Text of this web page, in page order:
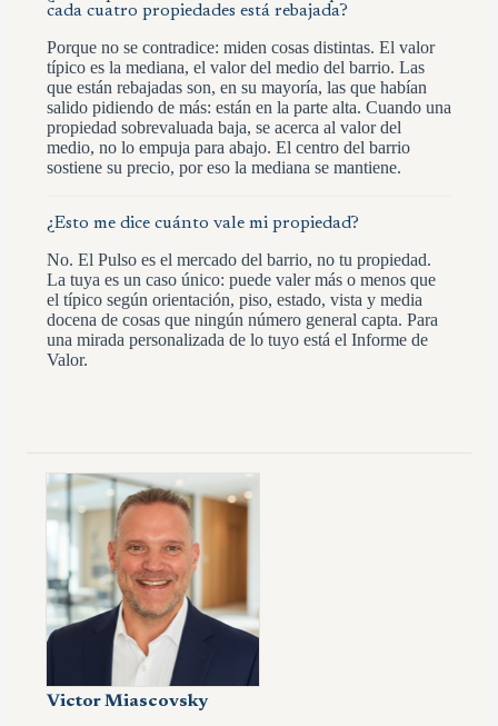
cada cuatro propiedades está rebajada?
Porque no se contradice: miden cosas distintas. El valor
típico es la mediana, el valor del medio del barrio. Las
que están rebajadas son, en su mayoría, las que habían
salido pidiendo de más: están en la parte alta. Cuando una
propiedad sobrevaluada baja, se acerca al valor del
medio, no lo empuja para abajo. El centro del barrio
sostiene su precio, por eso la mediana se mantiene.
¿Esto me dice cuánto vale mi propiedad?
No. El Pulso es el mercado del barrio, no tu propiedad.
La tuya es un caso único: puede valer más o menos que
el típico según orientación, piso, estado, vista y media
docena de cosas que ningún número general capta. Para
una mirada personalizada de lo tuyo está el Informe de
Valor.
Victor Miascovsky